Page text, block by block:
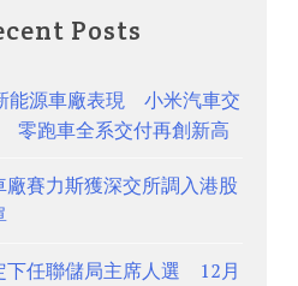
Posts
能源車廠表現 小米汽車交
零跑車全系交付再創新高
賽力斯獲深交所調入港股
下任聯儲局主席人選 12月